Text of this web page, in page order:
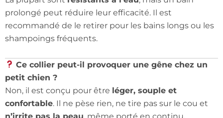
prolongé peut réduire leur efficacité. Il est
recommandé de le retirer pour les bains longs ou les
shampoings fréquents.
Ce collier peut-il provoquer une gêne chez un
petit chien ?
Non, il est conçu pour être léger, souple et
confortable. Il ne pèse rien, ne tire pas sur le cou et